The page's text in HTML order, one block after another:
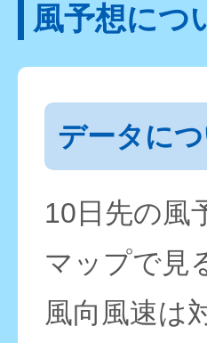
風予想につ
データに
10日先の風
マップで見
風向風速は